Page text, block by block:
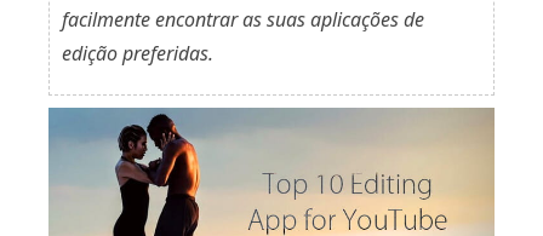
facilmente encontrar as suas aplicações de
edição preferidas.